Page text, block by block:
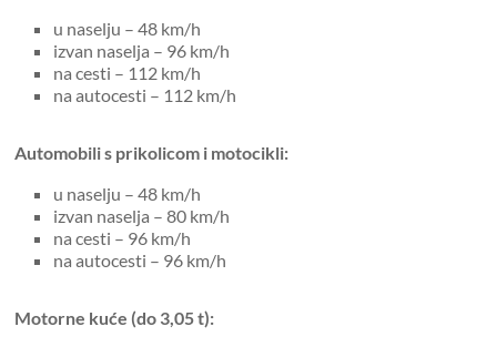
u naselju – 48 km/h
izvan naselja – 96 km/h
na cesti – 112 km/h
na autocesti – 112 km/h
Automobili s prikolicom i motocikli:
u naselju – 48 km/h
izvan naselja – 80 km/h
na cesti – 96 km/h
na autocesti – 96 km/h
Motorne kuće (do 3,05 t):